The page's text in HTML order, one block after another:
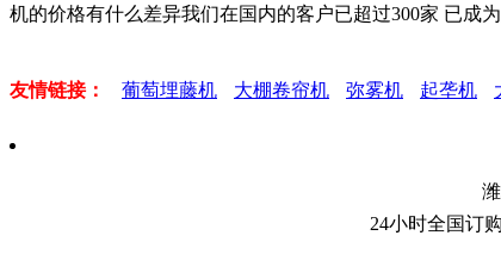
机的价格有什么差异我们在国内的客户已超过300家 已成
友情链接：
葡萄埋藤机 大棚卷帘机 弥雾机 起垄机
24小时全国订